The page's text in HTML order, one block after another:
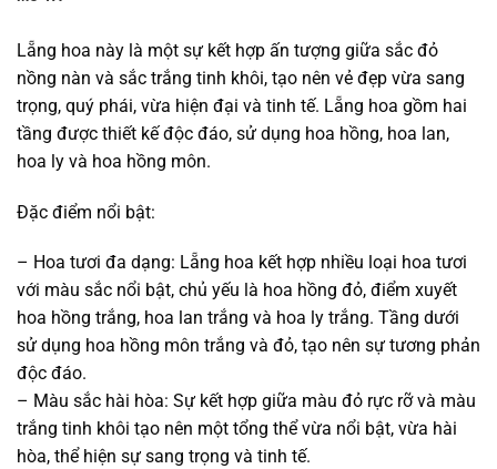
Lẵng hoa này là một sự kết hợp ấn tượng giữa sắc đỏ
nồng nàn và sắc trắng tinh khôi, tạo nên vẻ đẹp vừa sang
trọng, quý phái, vừa hiện đại và tinh tế. Lẵng hoa gồm hai
tầng được thiết kế độc đáo, sử dụng hoa hồng, hoa lan,
hoa ly và hoa hồng môn.
Đặc điểm nổi bật:
– Hoa tươi đa dạng: Lẵng hoa kết hợp nhiều loại hoa tươi
với màu sắc nổi bật, chủ yếu là hoa hồng đỏ, điểm xuyết
hoa hồng trắng, hoa lan trắng và hoa ly trắng. Tầng dưới
sử dụng hoa hồng môn trắng và đỏ, tạo nên sự tương phản
độc đáo.
– Màu sắc hài hòa: Sự kết hợp giữa màu đỏ rực rỡ và màu
trắng tinh khôi tạo nên một tổng thể vừa nổi bật, vừa hài
hòa, thể hiện sự sang trọng và tinh tế.